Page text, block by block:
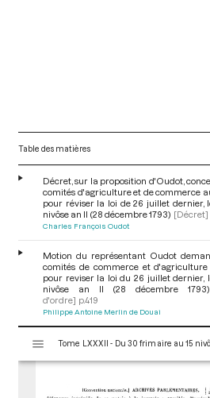
Table des matières
Décret, sur la proposition d'Oudot,
comités d'agriculture et de commerce
pour réviser la loi de 26 juillet dernier,
nivôse an II (28 décembre 1793) [Décret]
Charles François Oudot
Motion du représentant Oudot
comités de commerce et
pour reviser la loi du 26 juillet dernier,
nivôse an II (28 décembre 1793)
d'ordre] p.419
Philippe Antoine Merlin de Douai
s